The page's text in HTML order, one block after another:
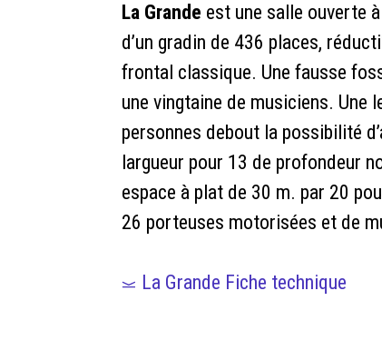
La Grande est une salle ouverte
d’un gradin de 436 places,
frontal classique. Une fausse
une vingtaine de musiciens. Une
personnes debout la possibilité
largueur pour 13 de profondeur
espace à plat de 30 m. par 20
26 porteuses motorisées et de
La Grande Fiche technique